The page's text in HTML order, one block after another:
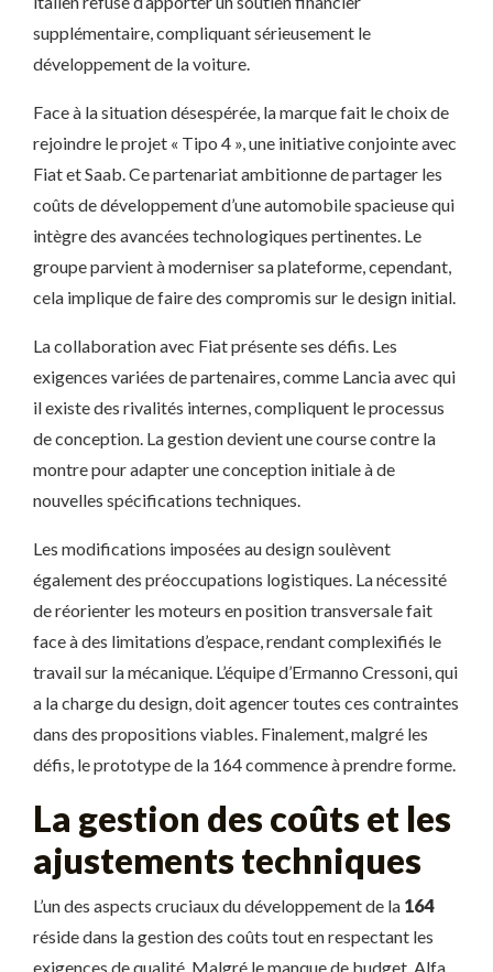
supplémentaire, compliquant sérieusement le
développement de la voiture.
Face à la situation désespérée, la marque fait le choix de
rejoindre le projet « Tipo 4 », une initiative conjointe avec
Fiat et Saab. Ce partenariat ambitionne de partager les
coûts de développement d’une automobile spacieuse qui
intègre des avancées technologiques pertinentes. Le
groupe parvient à moderniser sa plateforme, cependant,
cela implique de faire des compromis sur le design initial.
La collaboration avec Fiat présente ses défis. Les
exigences variées de partenaires, comme Lancia avec qui
il existe des rivalités internes, compliquent le processus
de conception. La gestion devient une course contre la
montre pour adapter une conception initiale à de
nouvelles spécifications techniques.
Les modifications imposées au design soulèvent
également des préoccupations logistiques. La nécessité
de réorienter les moteurs en position transversale fait
face à des limitations d’espace, rendant complexifiés le
travail sur la mécanique. L’équipe d’Ermanno Cressoni, qui
a la charge du design, doit agencer toutes ces contraintes
dans des propositions viables. Finalement, malgré les
défis, le prototype de la 164 commence à prendre forme.
La gestion des coûts et les
ajustements techniques
L’un des aspects cruciaux du développement de la 164
réside dans la gestion des coûts tout en respectant les
exigences de qualité. Malgré le manque de budget, Alfa